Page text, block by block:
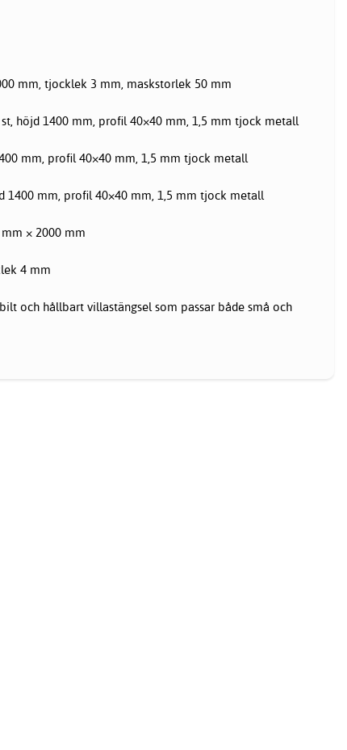
mm, tjocklek 3 mm, maskstorlek 50 mm
höjd 1400 mm, profil 40×40 mm, 1,5 mm tjock metall
mm, profil 40×40 mm, 1,5 mm tjock metall
1400 mm, profil 40×40 mm, 1,5 mm tjock metall
× 2000 mm
4 mm
och hållbart villastängsel som passar både små och